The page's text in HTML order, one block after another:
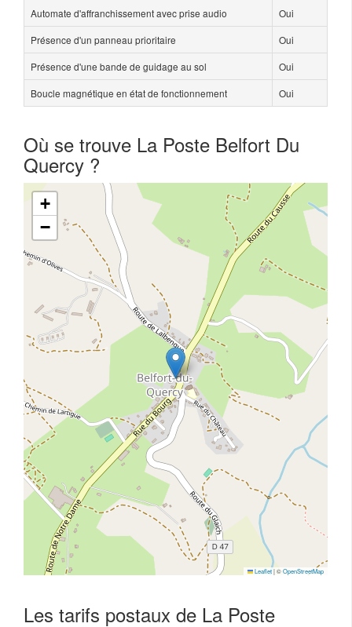
Automate d'affranchissement avec prise audio
Oui
Présence d'un panneau prioritaire
Oui
Présence d'une bande de guidage au sol
Oui
Boucle magnétique en état de fonctionnement
Oui
Où se trouve La Poste Belfort Du
Quercy ?
+
−
Leaflet|©OpenStreetMap
Les tarifs postaux de La Poste